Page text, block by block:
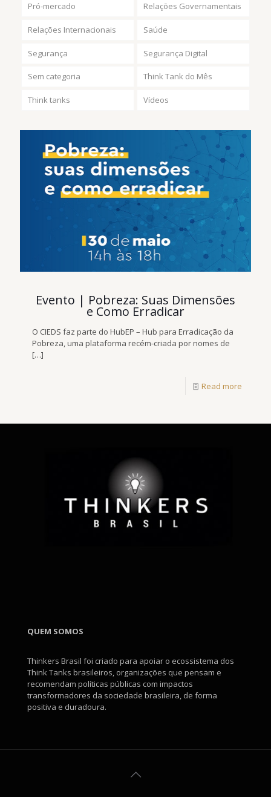
Pró-mercado Relações Governamentais
Relações Internacionais Saúde
Segurança Segurança Digital
Sem categoria Think Tank do Mês
Think tanks Vídeos
Evento | Pobreza: Suas Dimensões
e Como Erradicar
O CIEDS faz parte do HubEP – Hub para Erradicação da
Pobreza, uma plataforma recém-criada por nomes de
[…]
Read more
QUEM SOMOS
Thinkers Brasil foi criado para apoiar o ecossistema dos
Think Tanks brasileiros, organizações que pensam e
recomendam políticas públicas com impactos
transformadores da sociedade brasileira, de forma
positiva e duradoura.